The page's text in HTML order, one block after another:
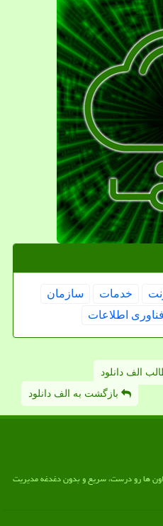
خدمات
سازمان
اطلاعات
الف دانلود
بازگشت به الف دانلود
اون ها رو درست، سریع و بدون دغدغه مدیریت